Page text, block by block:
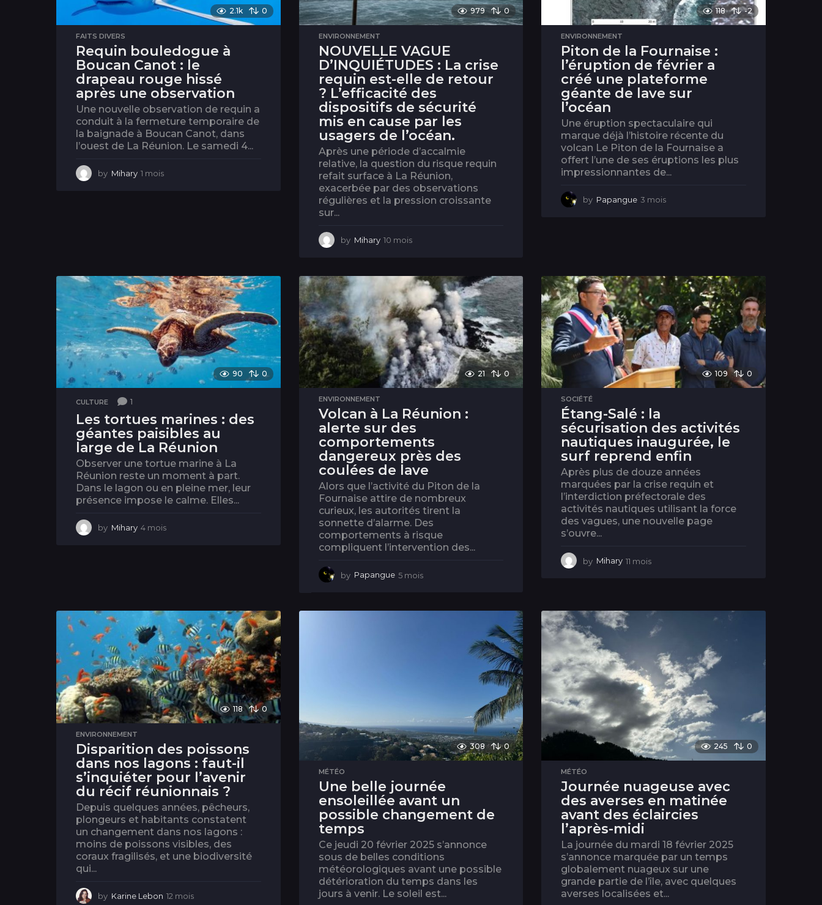
2.1k 0
FAITS DIVERS
Requin bouledogue à
Boucan Canot : le
drapeau rouge hissé
après une observation
Une nouvelle observation de requin a
conduit à la fermeture temporaire de
la baignade à Boucan Canot, dans
l’ouest de La Réunion. Le samedi 4...
by Mihary 1 mois
979 0
ENVIRONNEMENT
NOUVELLE VAGUE
D’INQUIÉTUDES : La crise
requin est-elle de retour
? L’efficacité des
dispositifs de sécurité
mis en cause par les
usagers de l’océan.
Après une période d’accalmie
relative, la question du risque requin
refait surface à La Réunion,
exacerbée par des observations
régulières et la pression croissante
sur...
by Mihary 10 mois1
o
i
s
118 -2
ENVIRONNEMENT
Piton de la Fournaise :
l’éruption de février a
créé une plateforme
géante de lave sur
l’océan
Une éruption spectaculaire qui
marque déjà l’histoire récente du
volcan Le Piton de la Fournaise a
offert l’une de ses éruptions les plus
impressionnantes de...
by Papangue 3 mois
90 0
CULTURE 1
Les tortues marines : des
géantes paisibles au
large de La Réunion
Observer une tortue marine à La
Réunion reste un moment à part.
Dans le lagon ou en pleine mer, leur
présence impose le calme. Elles...
by Mihary 4 mois
21 0
ENVIRONNEMENT
Volcan à La Réunion :
alerte sur des
comportements
dangereux près des
coulées de lave
Alors que l’activité du Piton de la
Fournaise attire de nombreux
curieux, les autorités tirent la
sonnette d’alarme. Des
comportements à risque
compliquent l’intervention des...
by Papangue 5 mois5
i
109 0
SOCIÉTÉ
Étang-Salé : la
sécurisation des activités
nautiques inaugurée, le
surf reprend enfin
Après plus de douze années
marquées par la crise requin et
l’interdiction préfectorale des
activités nautiques utilisant la force
des vagues, une nouvelle page
s’ouvre...
by Mihary 11 mois
118 0
ENVIRONNEMENT
Disparition des poissons
dans nos lagons : faut-il
s’inquiéter pour l’avenir
du récif réunionnais ?
Depuis quelques années, pêcheurs,
plongeurs et habitants constatent
un changement dans nos lagons :
moins de poissons visibles, des
coraux fragilisés, et une biodiversité
qui...
by Karine Lebon 12 mois
308 0
MÉTÉO
Une belle journée
ensoleillée avant un
possible changement de
temps
Ce jeudi 20 février 2025 s’annonce
sous de belles conditions
météorologiques avant une possible
détérioration du temps dans les
jours à venir. Le soleil est...
245 0
MÉTÉO
Journée nuageuse avec
des averses en matinée
avant des éclaircies
l’après-midi
La journée du mardi 18 février 2025
s’annonce marquée par un temps
globalement nuageux sur une
grande partie de l’île, avec quelques
averses localisées et...